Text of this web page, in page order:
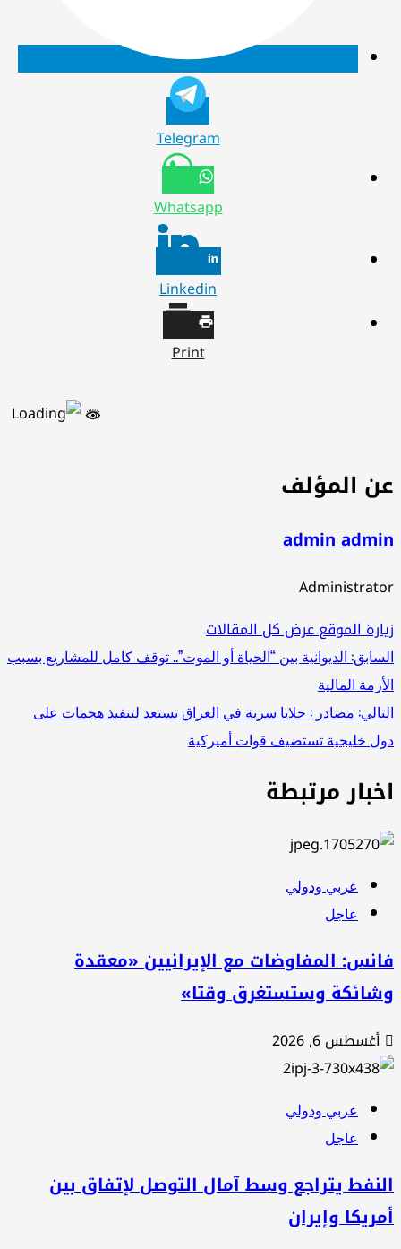
Telegram
Whatsapp
Linkedin
Print
المؤلف
admin
الموقععرض كل المقالات
الديوانية بين “الحياة أو الموت”.. توقف كامل للمشاريع بسبب
المالية
مصادر : خلايا سرية في العراق تستعد لتنفيذ هجمات على
خليجية تستضيف قوات أميركية
مرتبطة
عربي ودولي
عاجل
المفاوضات مع الإيرانيين «معقدة
وستستغرق وقتا»
أغسطس 6, 2026
عربي ودولي
عاجل
يتراجع وسط آمال التوصل لإتفاق بين
وإيران